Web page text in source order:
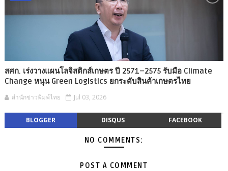
สศก. เร่งวางแผนโลจิสติกส์เกษตร ปี 2571–2575 รับมือ Climate
Change หนุน Green Logistics ยกระดับสินค้าเกษตรไทย
สำนักข่าวพิมพ์ไทย Jul 03, 2026
BLOGGER DISQUS FACEBOOK
NO COMMENTS:
POST A COMMENT